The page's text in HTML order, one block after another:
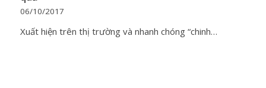
06/10/2017
Xuất hiện trên thị trường và nhanh chóng “chinh…